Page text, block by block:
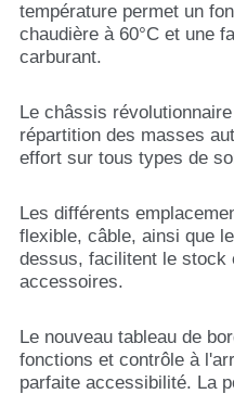
température permet un
chaudière à 60°C et une
carburant.
Le châssis
répartition des masses
effort sur tous types de
Les différents
flexible, câble, ainsi que
dessus, facilitent le stock
accessoires.
Le nouveau tableau de
fonctions et contrôle à
parfaite accessibilité. La